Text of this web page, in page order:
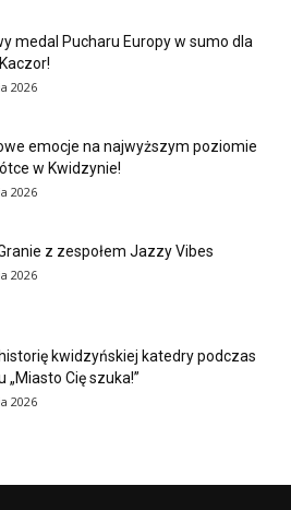
medal Pucharu Europy w sumo dla
2026
emocje na najwyższym poziomie
w Kwidzynie!
2026
z zespołem Jazzy Vibes
2026
kwidzyńskiej katedry podczas
„Miasto Cię szuka!”
2026